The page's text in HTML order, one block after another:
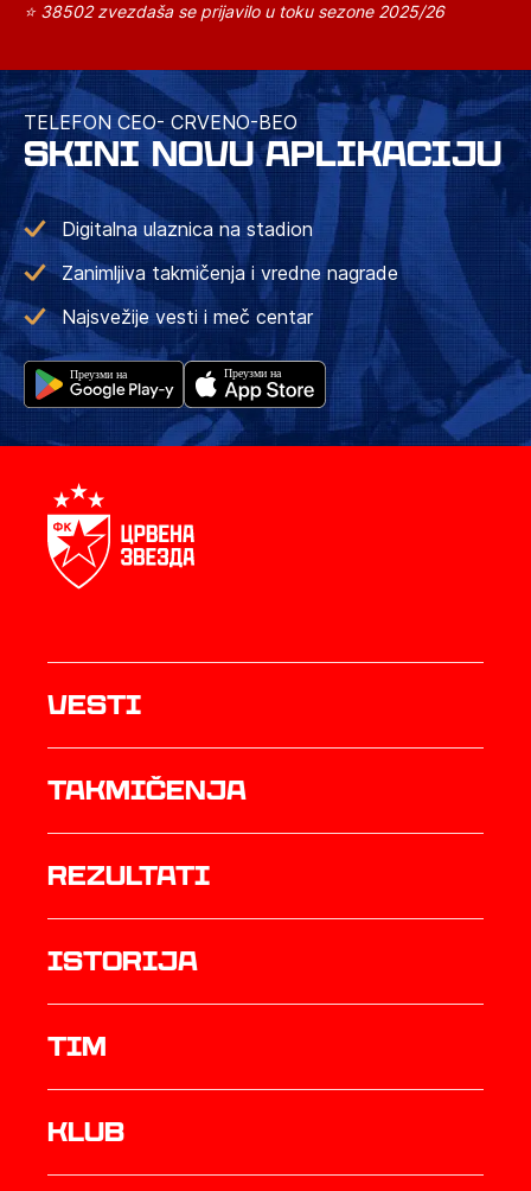
⭐ 38502 zvezdaša se prijavilo u toku sezone 2025/26
TELEFON CEO- CRVENO-BEO
SKINI NOVU APLIKACIJU
Digitalna ulaznica na stadion
Zanimljiva takmičenja i vredne nagrade
Najsvežije vesti i meč centar
Vesti
Takmičenja
rezultati
istorija
TIM
Klub